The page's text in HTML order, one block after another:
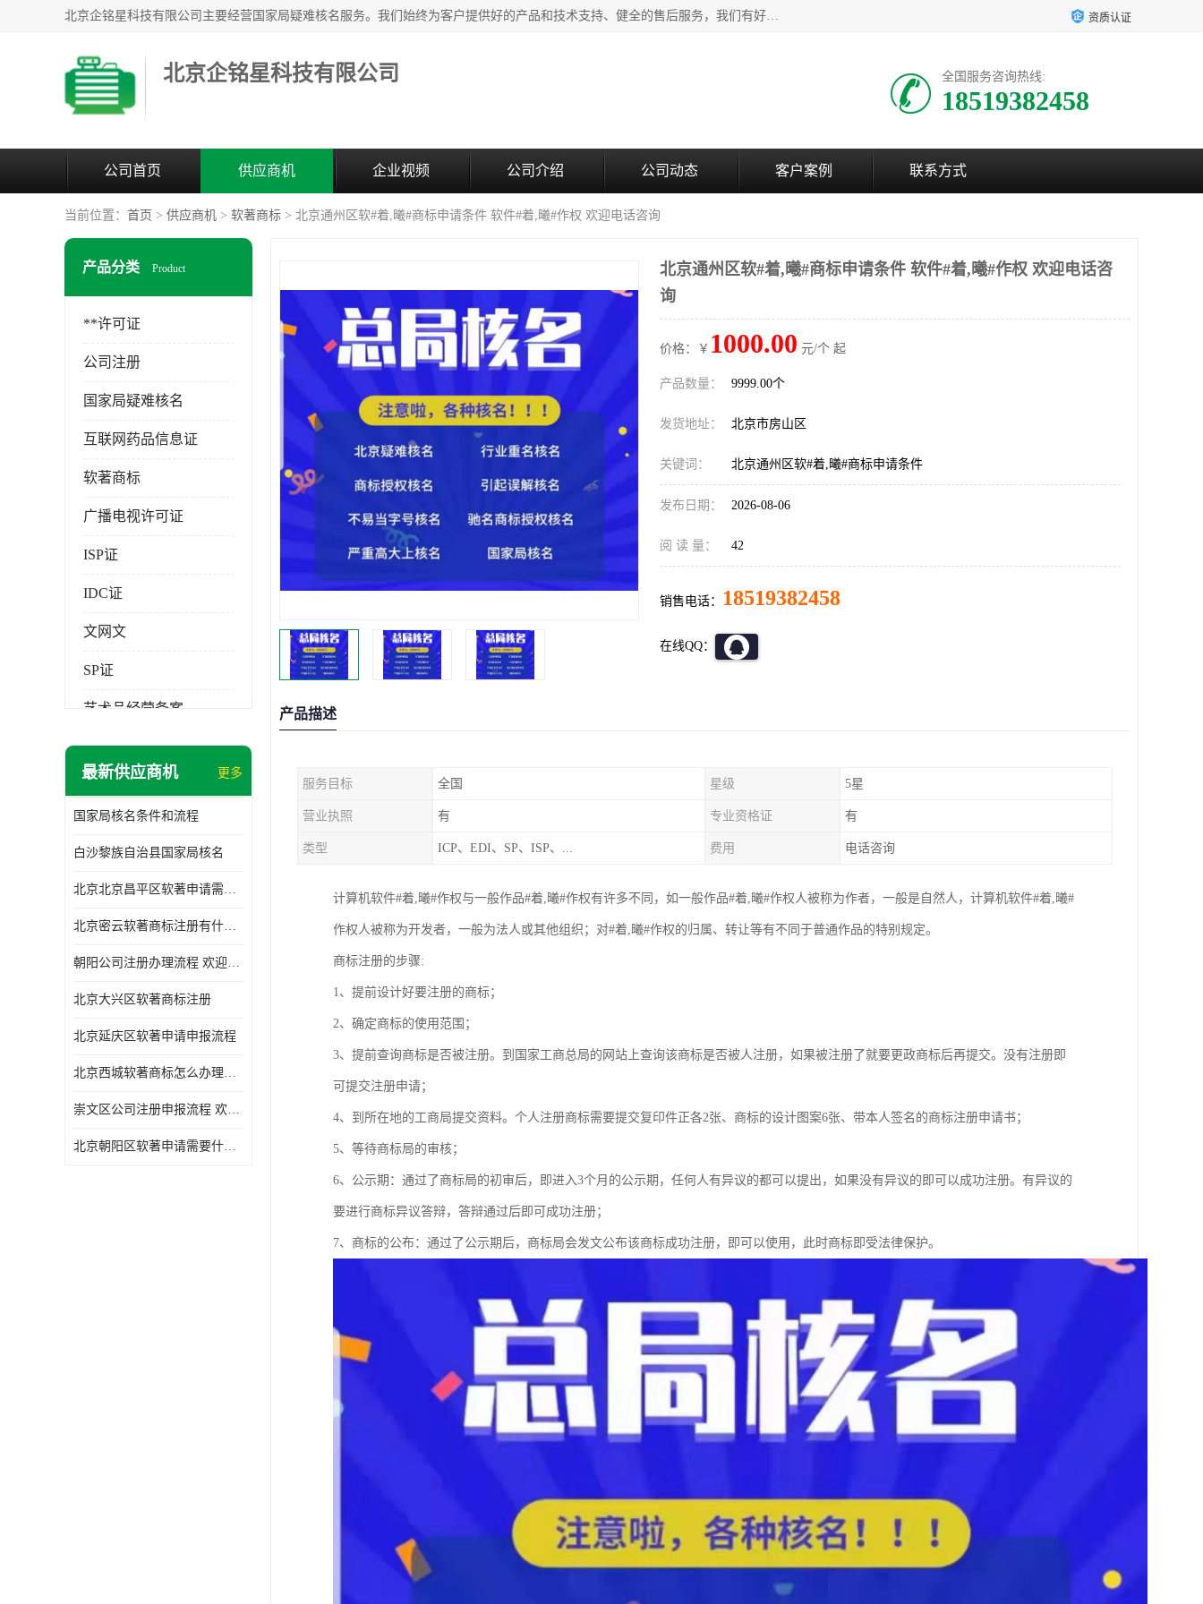
北京企铭星科技有限公司主要经营国家局疑难核名服务。我们始终为客户提供好的产品和技术支持、健全的售后服务，我们有好的产品和专业的销售和技术团队，我公司属于北京企业管理及投资咨询黄页行业，如果您对我公司的产品服务有兴趣，期待您在线留言或者来电咨询。 资质认证
北京企铭星科技有限公司 全国服务咨询热线:
18519382458
公司首页 供应商机 企业视频 公司介绍 公司动态 客户案例 联系方式
当前位置： 首页 > 供应商机 > 软著商标 > 北京通州区软#着,曦#商标申请条件 软件#着,曦#作权 欢迎电话咨询
产品分类 Product
**许可证
公司注册
国家局疑难核名
互联网药品信息证
软著商标
广播电视许可证
ISP证
IDC证
文网文
SP证
艺术品经营备案
最新供应商机 更多
国家局核名条件和流程
白沙黎族自治县国家局核名
北京北京昌平区软著申请需要什么条件 软件著作权 欢迎电话咨询
北京密云软著商标注册有什么要求 软件著作权 欢迎电话咨询
朝阳公司注册办理流程 欢迎电话咨询
北京大兴区软著商标注册
北京延庆区软著申请申报流程
北京西城软著商标怎么办理流程 欢迎电话咨询
崇文区公司注册申报流程 欢迎电话咨询
北京朝阳区软著申请需要什么条件 欢迎电话咨询
北京通州区软#着,曦#商标申请条件 软件#着,曦#作权 欢迎电话咨
询
价格：￥ 1000.00 元/个 起
产品数量： 9999.00个
发货地址： 北京市房山区
关键词： 北京通州区软#着,曦#商标申请条件
发布日期： 2026-08-06
阅 读 量： 42
销售电话： 18519382458
在线QQ：
产品描述
服务目标 全国 星级 5星
营业执照 有 专业资格证 有
类型 ICP、EDI、SP、ISP、... 费用 电话咨询
计算机软件#着,曦#作权与一般作品#着,曦#作权有许多不同，如一般作品#着,曦#作权人被称为作者，一般是自然人，计算机软件#着,曦#
作权人被称为开发者，一般为法人或其他组织；对#着,曦#作权的归属、转让等有不同于普通作品的特别规定。
商标注册的步骤:
1、提前设计好要注册的商标；
2、确定商标的使用范围；
3、提前查询商标是否被注册。到国家工商总局的网站上查询该商标是否被人注册，如果被注册了就要更政商标后再提交。没有注册即
可提交注册申请；
4、到所在地的工商局提交资料。个人注册商标需要提交复印件正各2张、商标的设计图案6张、带本人签名的商标注册申请书；
5、等待商标局的审核；
6、公示期：通过了商标局的初审后，即进入3个月的公示期，任何人有异议的都可以提出，如果没有异议的即可以成功注册。有异议的
要进行商标异议答辩，答辩通过后即可成功注册；
7、商标的公布：通过了公示期后，商标局会发文公布该商标成功注册，即可以使用，此时商标即受法律保护。